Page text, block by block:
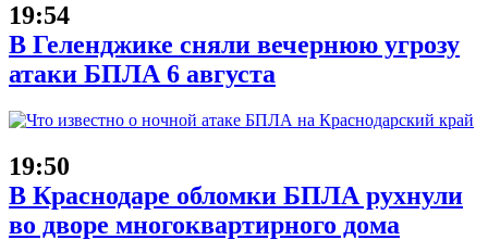
19:54
В Геленджике сняли вечернюю угрозу
атаки БПЛА 6 августа
19:50
В Краснодаре обломки БПЛА рухнули
во дворе многоквартирного дома